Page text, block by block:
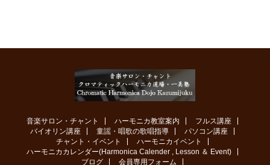
音楽サロン・チャント ハーモニカ教室案内
フルス講座
バイオリン講座
童謡・唱歌の歌唱指導
パソコン講座
チャント・イベント
ハーモニカイベント
ハーモニカカレンダー(Harmonica Calender , Lesson ＆ Event)
ブログ
会員専用フォーム